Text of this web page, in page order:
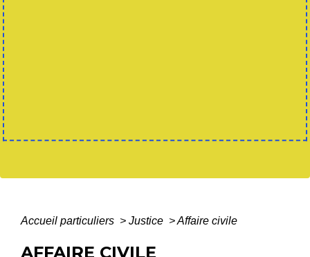
Accueil particuliers > Justice >Affaire civile
AFFAIRE CIVILE